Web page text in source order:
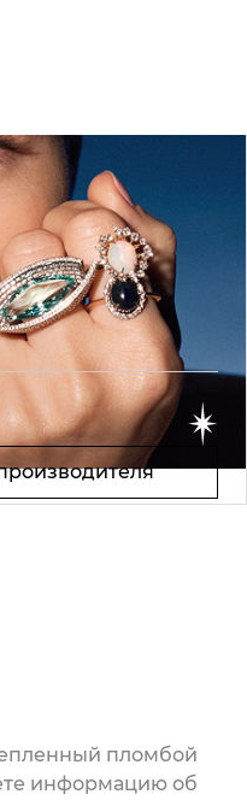
пломбой
информацию об